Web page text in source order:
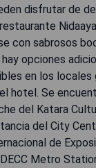
disfrutar de
con sabrosos
opciones
en los locales
hotel. Se
del Katara
del City
de
Metro